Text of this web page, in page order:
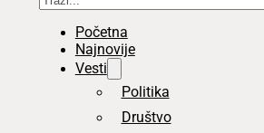
Početna
Najnovije
Vesti
Politika
Društvo